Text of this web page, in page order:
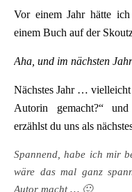
Vor einem Jahr hätte
einem Buch auf der
Aha, und im nächsten
Nächstes Jahr …
Autorin gemacht?“
erzählst du uns als
Spannend, habe ich mir
wäre das mal ganz
Autor macht … 🙂